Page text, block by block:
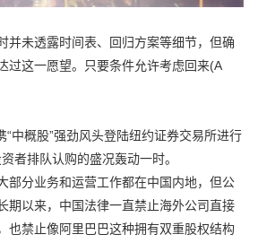
并未透露时间表、回归方案等细节，但确
过这一愿望。只要条件允许考虑回来(A
“中概股”强劲风头登陆纽约证券交易所进行
者排队认购的盛况轰动一时。
部分业务和运营工作都在中国内地，但公
期以来，中国法律一直禁止海外公司直接
也禁止像阿里巴巴这种拥有双重股权结构